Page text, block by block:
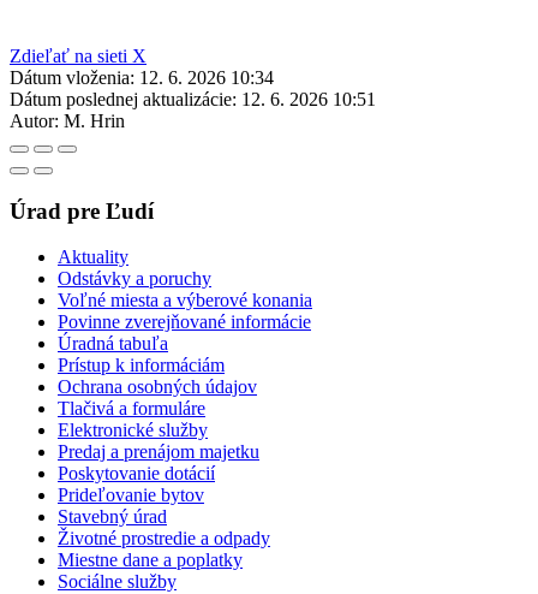
Zdieľať na sieti X
Dátum vloženia: 12. 6. 2026 10:34
Dátum poslednej aktualizácie: 12. 6. 2026 10:51
Autor: M. Hrin
Úrad pre Ľudí
Aktuality
Odstávky a poruchy
Voľné miesta a výberové konania
Povinne zverejňované informácie
Úradná tabuľa
Prístup k informáciám
Ochrana osobných údajov
Tlačivá a formuláre
Elektronické služby
Predaj a prenájom majetku
Poskytovanie dotácií
Prideľovanie bytov
Stavebný úrad
Životné prostredie a odpady
Miestne dane a poplatky
Sociálne služby